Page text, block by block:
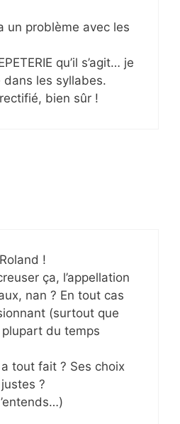
un problème avec les
qu’il s’agit… je
dans les syllabes.
bien sûr !
!
ça, l’appellation
nan ? En tout cas
(surtout que
du temps
tout fait ? Ses choix
?